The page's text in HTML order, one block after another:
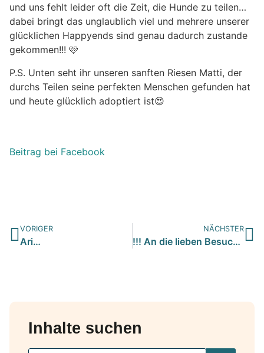
und uns fehlt leider oft die Zeit, die Hunde zu teilen…
dabei bringt das unglaublich viel und mehrere unserer
glücklichen Happyends sind genau dadurch zustande
gekommen!!! 🩷
P.S. Unten seht ihr unseren sanften Riesen Matti, der
durchs Teilen seine perfekten Menschen gefunden hat
und heute glücklich adoptiert ist😍
Beitrag bei Facebook
VORIGER
Ari…
NÄCHSTER
!!! An die lieben Besucher unserer Seite !!!…
Inhalte suchen